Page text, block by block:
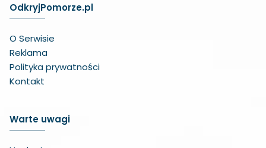
OdkryjPomorze.pl
O Serwisie
Reklama
Polityka prywatności
Kontakt
Warte uwagi